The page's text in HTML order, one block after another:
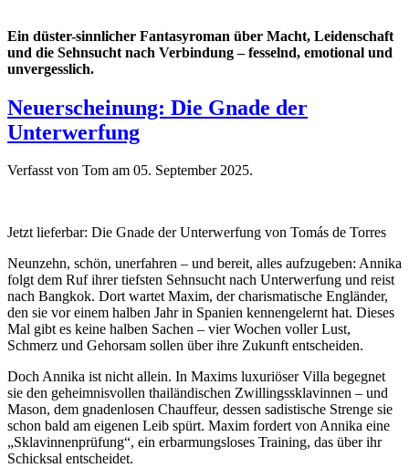
Ein düster-sinnlicher Fantasyroman über Macht, Leidenschaft
und die Sehnsucht nach Verbindung – fesselnd, emotional und
unvergesslich.
Neuerscheinung: Die Gnade der
Unterwerfung
Verfasst von Tom am 05. September 2025.
Jetzt lieferbar: Die Gnade der Unterwerfung von Tomás de Torres
Neunzehn, schön, unerfahren – und bereit, alles aufzugeben: Annika
folgt dem Ruf ihrer tiefsten Sehnsucht nach Unterwerfung und reist
nach Bangkok. Dort wartet Maxim, der charismatische Engländer,
den sie vor einem halben Jahr in Spanien kennengelernt hat. Dieses
Mal gibt es keine halben Sachen – vier Wochen voller Lust,
Schmerz und Gehorsam sollen über ihre Zukunft entscheiden.
Doch Annika ist nicht allein. In Maxims luxuriöser Villa begegnet
sie den geheimnisvollen thailändischen Zwillingssklavinnen – und
Mason, dem gnadenlosen Chauffeur, dessen sadistische Strenge sie
schon bald am eigenen Leib spürt. Maxim fordert von Annika eine
„Sklavinnenprüfung“, ein erbarmungsloses Training, das über ihr
Schicksal entscheidet.